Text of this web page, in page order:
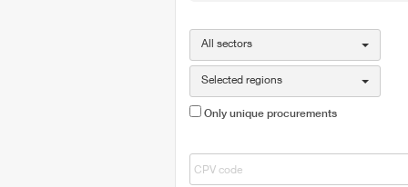
All sectors
Selected regions
Only unique procurements